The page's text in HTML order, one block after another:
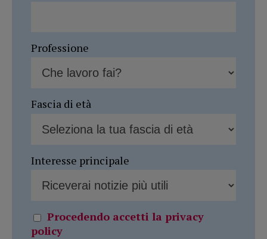
Professione
Fascia di età
Interesse principale
Procedendo accetti la privacy
policy